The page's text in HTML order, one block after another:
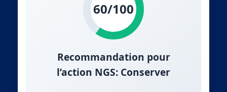
60/100
Recommandation pour
l’action NGS: Conserver